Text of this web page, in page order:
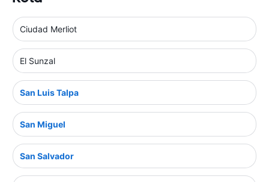
Ciudad Merliot
El Sunzal
San Luis Talpa
San Miguel
San Salvador